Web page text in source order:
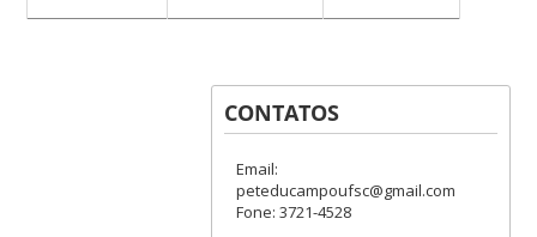
CONTATOS
Email:
peteducampoufsc@gmail.com
Fone: 3721-4528